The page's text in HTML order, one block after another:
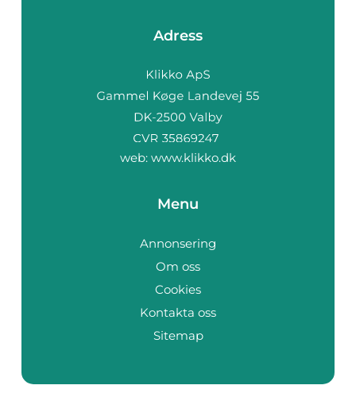
Adress
web: www.klikko.dk
Menu
Annonsering
Om oss
Cookies
Kontakta oss
Sitemap